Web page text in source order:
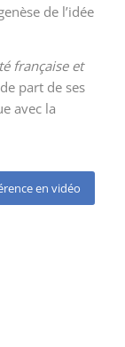
de l’idée
française et
part de ses
avec la
en vidéo